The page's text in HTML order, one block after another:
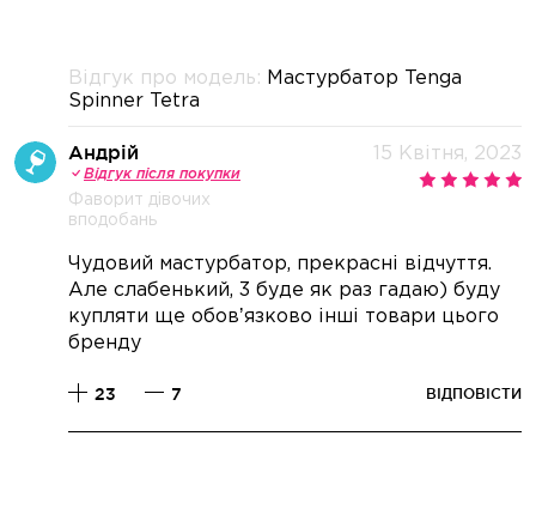
Відгук про модель: Мастурбатор Tenga
Spinner Tetra
Андрій
Відгук після покупки
Фаворит дівочих
вподобань
15 Квітня, 2023
Чудовий мастурбатор, прекрасні відчуття.
Але слабенький, 3 буде як раз гадаю) буду
купляти ще обовʼязково інші товари цього
бренду
23 7 ВІДПОВІСТИ